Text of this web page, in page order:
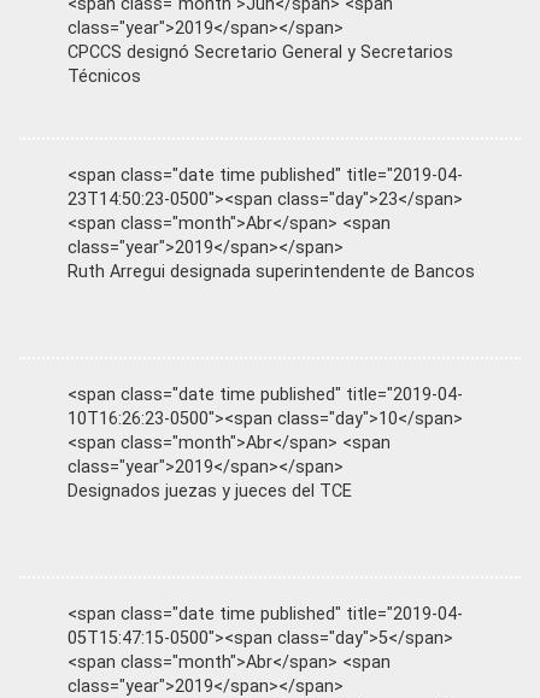
class="year">2019</span></span>
CPCCS designó Secretario General y Secretarios
Técnicos
<span class="date time published" title="2019-04-
23T14:50:23-0500"><span class="day">23</span>
<span class="month">Abr</span> <span
class="year">2019</span></span>
Ruth Arregui designada superintendente de Bancos
<span class="date time published" title="2019-04-
10T16:26:23-0500"><span class="day">10</span>
<span class="month">Abr</span> <span
class="year">2019</span></span>
Designados juezas y jueces del TCE
<span class="date time published" title="2019-04-
05T15:47:15-0500"><span class="day">5</span>
<span class="month">Abr</span> <span
class="year">2019</span></span>